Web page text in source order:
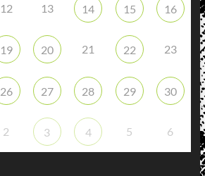
12 13 14 15 16
19 20 21 22 23
26 27 28 29 30
2 3 4 5 6